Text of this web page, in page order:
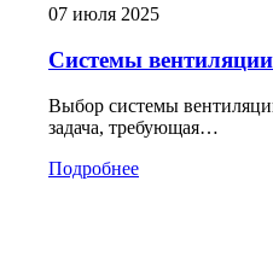
07 июля 2025
Системы
Выбор системы
задача, требующая…
Подробнее